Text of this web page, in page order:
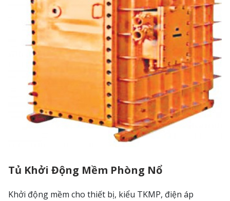
Tủ Khởi Động Mềm Phòng Nổ
Khởi động mềm cho thiết bị, kiểu TKMP, điện áp